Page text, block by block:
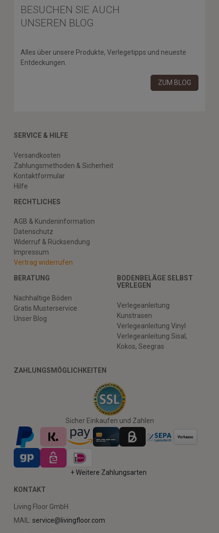
BESUCHEN SIE AUCH
UNSEREN BLOG
Alles über unsere Produkte, Verlegetipps und neueste
Entdeckungen.
ZUM BLOG
SERVICE & HILFE
Versandkosten
Zahlungsmethoden & Sicherheit
Kontaktformular
Hilfe
RECHTLICHES
AGB & Kundeninformation
Datenschutz
Widerruf & Rücksendung
Impressum
Vertrag widerrufen
BERATUNG
Nachhaltige Böden
Gratis Musterservice
Unser Blog
BODENBELÄGE SELBST
VERLEGEN
Verlegeanleitung
Kunstrasen
Verlegeanleitung Vinyl
Verlegeanleitung Sisal,
Kokos, Seegras
ZAHLUNGSMÖGLICHKEITEN
Sicher Einkaufen und Zahlen
+ Weitere Zahlungsarten
KONTAKT
Living Floor GmbH
MAIL: service@livingfloor.com